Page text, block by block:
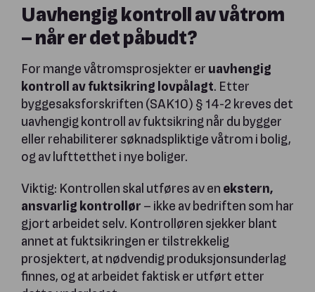
Uavhengig kontroll av våtrom
– når er det påbudt?
For mange våtromsprosjekter er uavhengig
kontroll av fuktsikring lovpålagt. Etter
byggesaksforskriften (SAK10) § 14-2 kreves det
uavhengig kontroll av fuktsikring når du bygger
eller rehabiliterer søknadspliktige våtrom i bolig,
og av lufttetthet i nye boliger.
Viktig: Kontrollen skal utføres av en ekstern,
ansvarlig kontrollør – ikke av bedriften som har
gjort arbeidet selv. Kontrolløren sjekker blant
annet at fuktsikringen er tilstrekkelig
prosjektert, at nødvendig produksjonsunderlag
finnes, og at arbeidet faktisk er utført etter